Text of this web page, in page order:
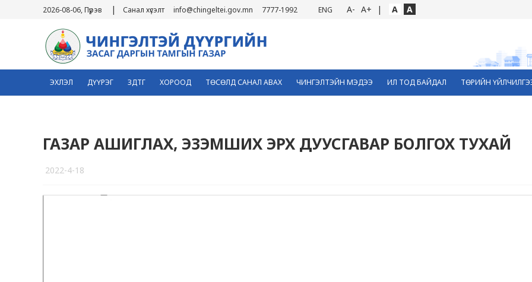
2026-08-06, Пүрэв | Санал хүсэлт info@chingeltei.gov.mn 7777-1992 ENG A- A+ | A A
ЭХЛЭЛ ДҮҮРЭГ ЗДТГ ХОРООД ТӨСӨЛД САНАЛ АВАХ ЧИНГЭЛТЭЙН МЭДЭЭ ИЛ ТОД БАЙДАЛ ТӨРИЙН
ГАЗАР АШИГЛАХ, ЭЗЭМШИХ ЭРХ ДУУСГАВАР БОЛГОХ ТУХАЙ
2022-4-18